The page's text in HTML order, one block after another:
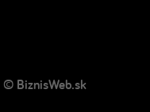
© BiznisWeb.sk